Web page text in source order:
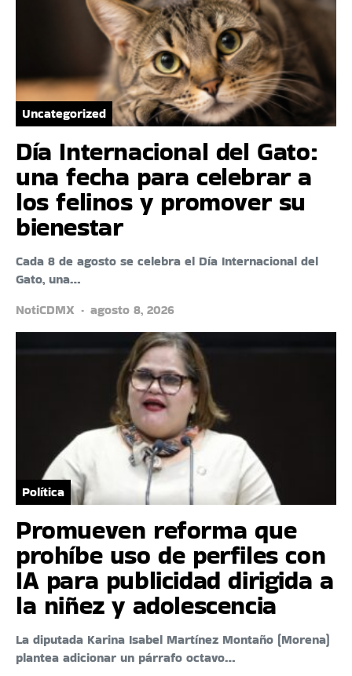
Uncategorized
Día Internacional del Gato:
una fecha para celebrar a
los felinos y promover su
bienestar
Cada 8 de agosto se celebra el Día Internacional del
Gato, una…
NotiCDMX
agosto 8, 2026
Política
Promueven reforma que
prohíbe uso de perfiles con
IA para publicidad dirigida a
la niñez y adolescencia
La diputada Karina Isabel Martínez Montaño (Morena)
plantea adicionar un párrafo octavo…